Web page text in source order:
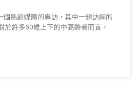
個熟齡媒體的專訪，其中一題訪綱的
於許多50歲上下的中高齡者而言，